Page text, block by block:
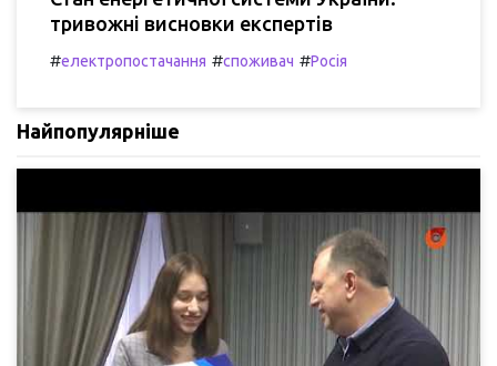
тривожні висновки експертів
#електропостачання #споживач #Росія
Найпопулярніше